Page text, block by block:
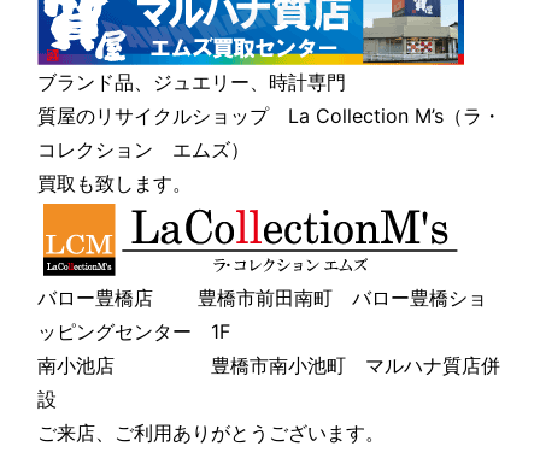
ブランド品、ジュエリー、時計専門
質屋のリサイクルショップ La Collection M’s（ラ・
コレクション エムズ）
買取も致します。
バロー豊橋店 豊橋市前田南町 バロー豊橋ショ
ッピングセンター 1F
南小池店 豊橋市南小池町 マルハナ質店併
設
ご来店、ご利用ありがとうございます。